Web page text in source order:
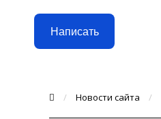
Написать
/ Новости сайта /